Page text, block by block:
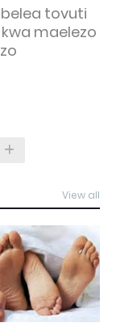
tovuti
maelezo
View all